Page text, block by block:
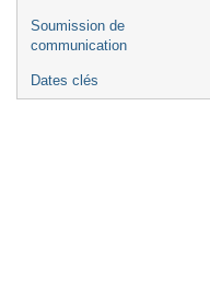
Soumission de
communication
Dates clés